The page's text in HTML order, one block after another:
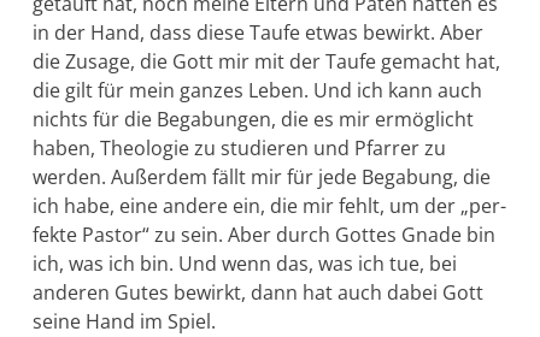
in der Hand, dass diese Taufe etwas bewirkt. Aber
die Zu­sage, die Gott mir mit der Taufe gemacht hat,
die gilt für mein ganzes Leben. Und ich kann auch
nichts für die Begabungen, die es mir er­möglicht
ha­ben, Theologie zu studieren und Pfarrer zu
werden. Außerdem fällt mir für jede Be­gabung, die
ich habe, eine andere ein, die mir fehlt, um der „per­
fekte Pastor“ zu sein. Aber durch Gottes Gnade bin
ich, was ich bin. Und wenn das, was ich tue, bei
anderen Gutes bewirkt, dann hat auch dabei Gott
seine Hand im Spiel.